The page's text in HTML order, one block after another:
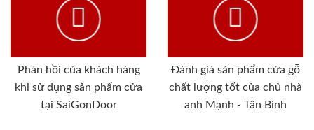
Phản hồi của khách hàng
khi sử dụng sản phẩm cửa
tại SaiGonDoor
Đánh giá sản phẩm cửa gỗ
chất lượng tốt của chủ nhà
anh Mạnh - Tân Bình